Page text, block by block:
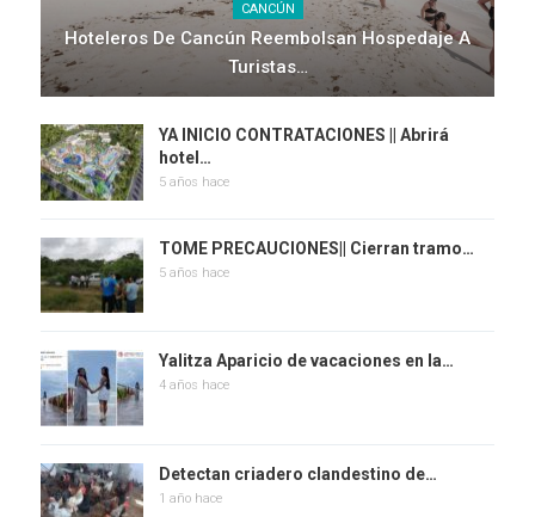
CANCÚN
Hoteleros De Cancún Reembolsan Hospedaje A
Turistas…
YA INICIO CONTRATACIONES || Abrirá
hotel…
5 años hace
TOME PRECAUCIONES|| Cierran tramo…
5 años hace
Yalitza Aparicio de vacaciones en la…
4 años hace
Detectan criadero clandestino de…
1 año hace